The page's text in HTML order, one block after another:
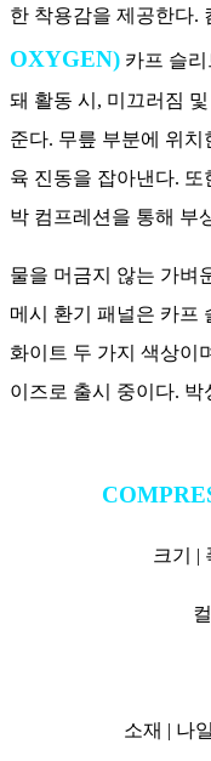
한 착용감을 제공한다.
OXYGEN) 카프 슬
돼 활동 시, 미끄러짐
준다. 무릎 부분에 위치
육 진동을 잡아낸다.
박 컴프레션을 통해 부
물을 머금지 않는 가벼
메시 환기 패널은 카프
화이트 두 가지 색상이
이즈로 출시 중이다. 박
크기 |
소재 | 나